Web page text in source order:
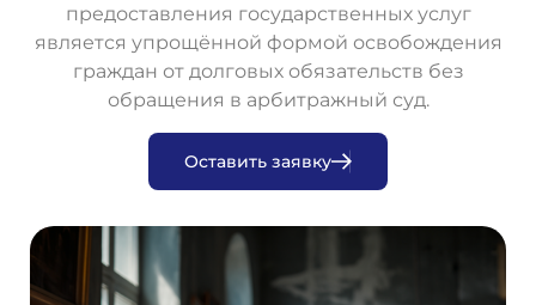
предоставления государственных услуг
является упрощённой формой освобождения
граждан от долговых обязательств без
обращения в арбитражный суд.
Оставить заявку